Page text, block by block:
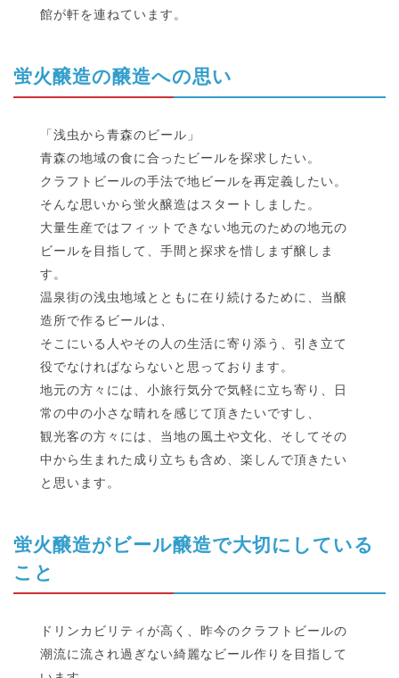
館が軒を連ねています。
蛍火醸造の醸造への思い
「浅虫から青森のビール」
青森の地域の食に合ったビールを探求したい。
クラフトビールの手法で地ビールを再定義したい。
そんな思いから蛍火醸造はスタートしました。
大量生産ではフィットできない地元のための地元の
ビールを目指して、手間と探求を惜しまず醸しま
す。
温泉街の浅虫地域とともに在り続けるために、当醸
造所で作るビールは、
そこにいる人やその人の生活に寄り添う、引き立て
役でなければならないと思っております。
地元の方々には、小旅行気分で気軽に立ち寄り、日
常の中の小さな晴れを感じて頂きたいですし、
観光客の方々には、当地の風土や文化、そしてその
中から生まれた成り立ちも含め、楽しんで頂きたい
と思います。
蛍火醸造がビール醸造で大切にしている
こと
ドリンカビリティが高く、昨今のクラフトビールの
潮流に流され過ぎない綺麗なビール作りを目指して